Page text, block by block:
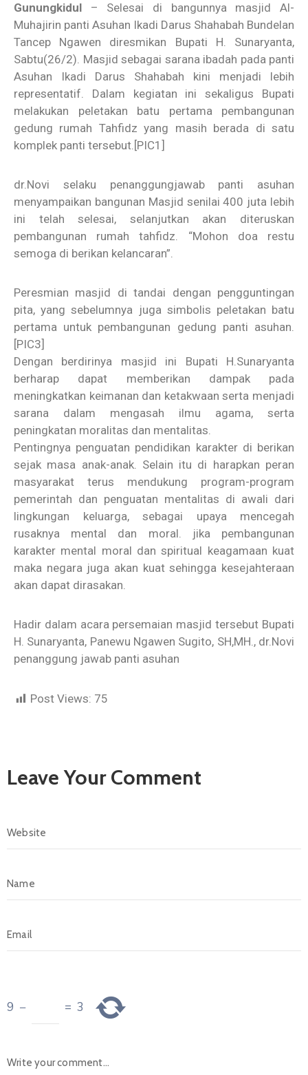
Gunungkidul – Selesai di bangunnya masjid Al-
Muhajirin panti Asuhan Ikadi Darus Shahabah Bundelan
Tancep Ngawen diresmikan Bupati H. Sunaryanta,
Sabtu(26/2). Masjid sebagai sarana ibadah pada panti
Asuhan Ikadi Darus Shahabah kini menjadi lebih
representatif. Dalam kegiatan ini sekaligus Bupati
melakukan peletakan batu pertama pembangunan
gedung rumah Tahfidz yang masih berada di satu
komplek panti tersebut. [PIC1]
dr.Novi selaku penanggungjawab panti asuhan
menyampaikan bangunan Masjid senilai 400 juta lebih
ini telah selesai, selanjutkan akan diteruskan
pembangunan rumah tahfidz. “Mohon doa restu
semoga di berikan kelancaran”.
Peresmian masjid di tandai dengan pengguntingan
pita, yang sebelumnya juga simbolis peletakan batu
pertama untuk pembangunan gedung panti asuhan.
[PIC3]
Dengan berdirinya masjid ini Bupati H.Sunaryanta
berharap dapat memberikan dampak pada
meningkatkan keimanan dan ketakwaan serta menjadi
sarana dalam mengasah ilmu agama, serta
peningkatan moralitas dan mentalitas.
Pentingnya penguatan pendidikan karakter di berikan
sejak masa anak-anak. Selain itu di harapkan peran
masyarakat terus mendukung program-program
pemerintah dan penguatan mentalitas di awali dari
lingkungan keluarga, sebagai upaya mencegah
rusaknya mental dan moral. jika pembangunan
karakter mental moral dan spiritual keagamaan kuat
maka negara juga akan kuat sehingga kesejahteraan
akan dapat dirasakan.
Hadir dalam acara persemaian masjid tersebut Bupati
H. Sunaryanta, Panewu Ngawen Sugito, SH,MH., dr.Novi
penanggung jawab panti asuhan
Post Views: 75
Leave Your Comment
9 − = 3